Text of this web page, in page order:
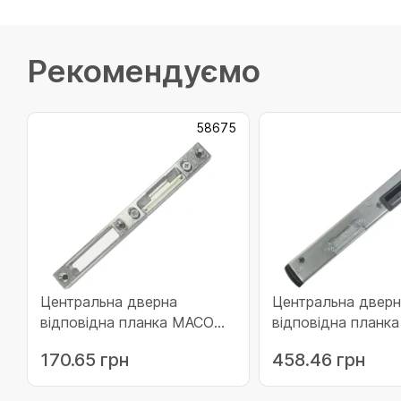
Рекомендуємо
58675
Центральна дверна
відповідна планка MACO
паз) ліва ZAMAK (58675)
170.65 грн
Центральна
відповідна
Öffner (209109)
458.46 грн